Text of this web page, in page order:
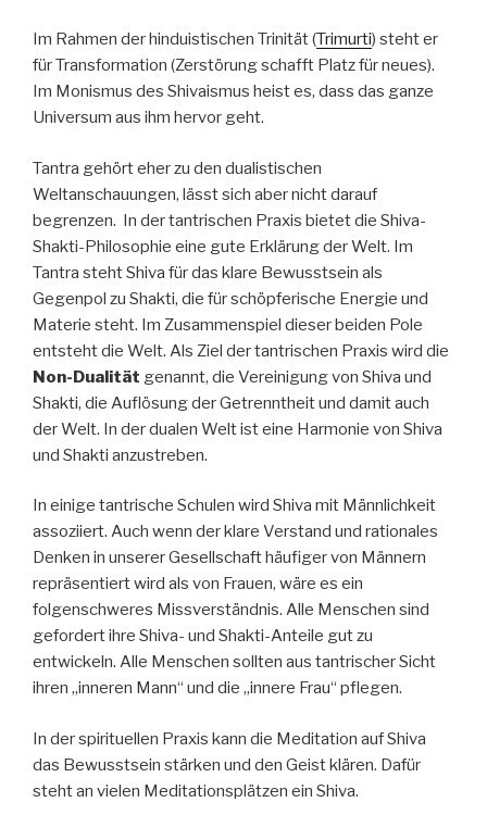
Im Rahmen der hinduistischen Trinität (Trimurti) steht er
für Transformation (Zerstörung schafft Platz für neues).
Im Monismus des Shivaismus heist es, dass das ganze
Universum aus ihm hervor geht.
Tantra gehört eher zu den dualistischen
Weltanschauungen, lässt sich aber nicht darauf
begrenzen. In der tantrischen Praxis bietet die Shiva-
Shakti-Philosophie eine gute Erklärung der Welt. Im
Tantra steht Shiva für das klare Bewusstsein als
Gegenpol zu Shakti, die für schöpferische Energie und
Materie steht. Im Zusammenspiel dieser beiden Pole
entsteht die Welt. Als Ziel der tantrischen Praxis wird die
Non-Dualität genannt, die Vereinigung von Shiva und
Shakti, die Auflösung der Getrenntheit und damit auch
der Welt. In der dualen Welt ist eine Harmonie von Shiva
und Shakti anzustreben.
In einige tantrische Schulen wird Shiva mit Männlichkeit
assoziiert. Auch wenn der klare Verstand und rationales
Denken in unserer Gesellschaft häufiger von Männern
repräsentiert wird als von Frauen, wäre es ein
folgenschweres Missverständnis. Alle Menschen sind
gefordert ihre Shiva- und Shakti-Anteile gut zu
entwickeln. Alle Menschen sollten aus tantrischer Sicht
ihren „inneren Mann“ und die „innere Frau“ pflegen.
In der spirituellen Praxis kann die Meditation auf Shiva
das Bewusstsein stärken und den Geist klären. Dafür
steht an vielen Meditationsplätzen ein Shiva.